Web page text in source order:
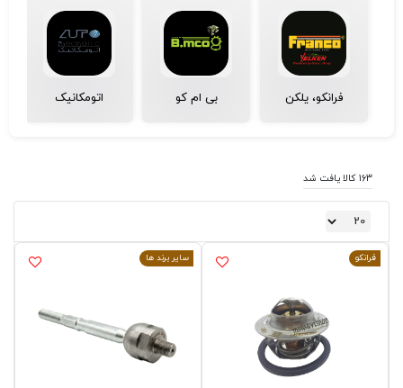
فرانکو، یلکن بی ام کو اتومکانیک
163 کالا یافت شد
فرانکو سایر برند ها